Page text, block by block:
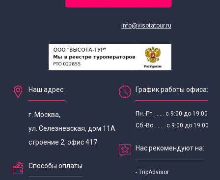
info@visotatour.ru
Наш адрес:
г. Москва,
ул. Селезневская, дом 11А
строение 2, офис 417
Способы оплаты
График работы офиса:
Пн.-Пт. ...... с 9:00 до 19:00
Сб.-Вс. ...... с 9:00 до 19:00
Нас рекомендуют на:
- TripAdvisor